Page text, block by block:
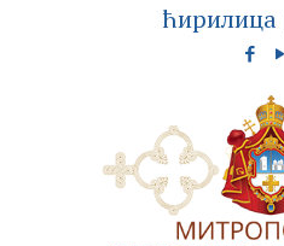
ћирилица